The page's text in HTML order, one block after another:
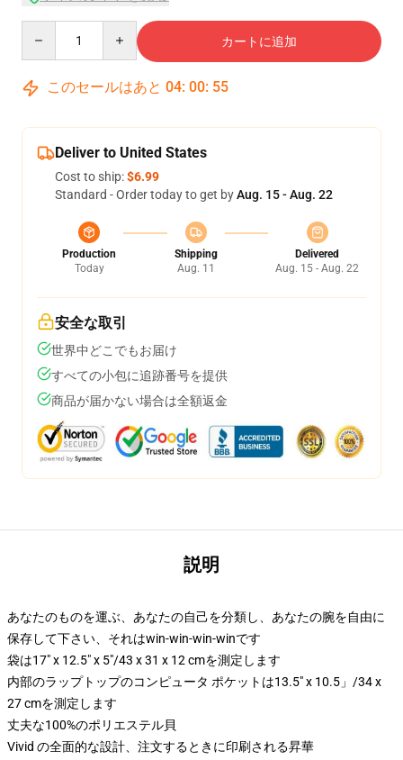
カートに追加
このセールはあと 04: 00: 54
Deliver to United States
Cost to ship:$6.99
Standard - Order today to get byAug. 15 - Aug. 22
Production
Today
Shipping
Aug. 11
Delivered
Aug. 15 - Aug. 22
安全な取引
世界中どこでもお届け
すべての小包に追跡番号を提供
商品が届かない場合は全額返金
説明
あなたのものを運ぶ、あなたの自己を分類し、あなたの腕を自由に
保存して下さい、それはwin-win-win-winです
袋は17" x 12.5" x 5"/43 x 31 x 12 cmを測定します
内部のラップトップのコンピュータ ポケットは13.5" x 10.5」/34 x
27 cmを測定します
丈夫な100%のポリエステル貝
Vivid の全面的な設計、注文するときに印刷される昇華